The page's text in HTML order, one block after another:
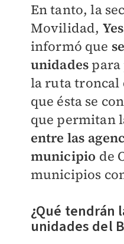
En tanto, la
Movilidad,
informó que
unidades para
la ruta troncal
que ésta se
que permitan
entre las
municipio de
municipios
¿Qué tendrán
unidades del